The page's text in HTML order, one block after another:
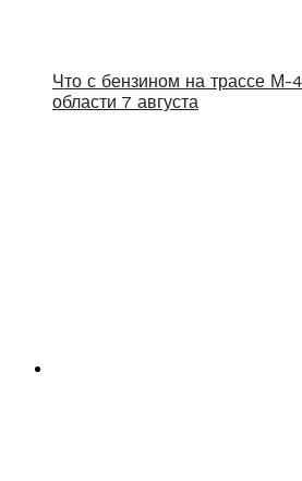
Что с бензином на трассе М-
области 7 августа